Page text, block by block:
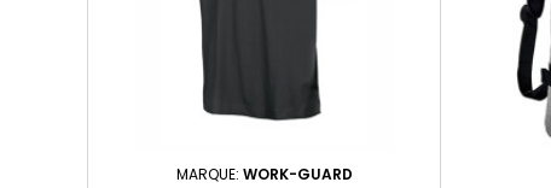
MARQUE: WORK-GUARD